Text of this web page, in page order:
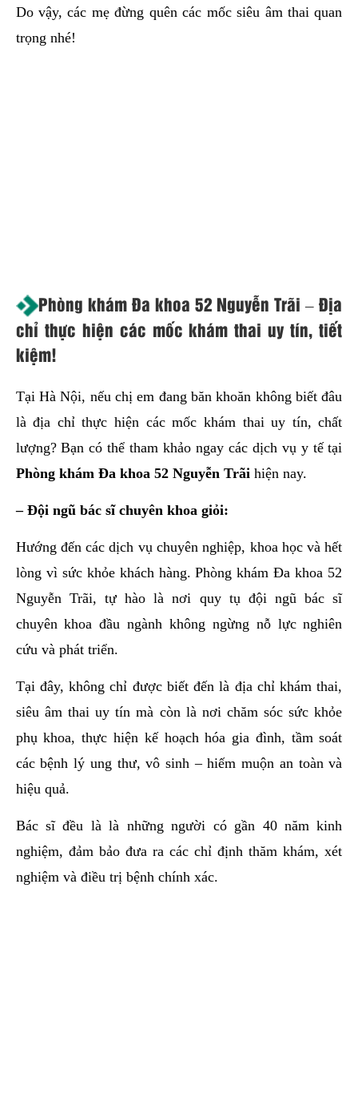
Do vậy, các mẹ đừng quên các mốc siêu âm thai quan
trọng nhé!
Phòng khám Đa khoa 52 Nguyễn Trãi – Địa
chỉ thực hiện các mốc khám thai uy tín, tiết
kiệm!
Tại Hà Nội, nếu chị em đang băn khoăn không biết đâu
là địa chỉ thực hiện các mốc khám thai uy tín, chất
lượng? Bạn có thể tham khảo ngay các dịch vụ y tế tại
Phòng khám Đa khoa 52 Nguyễn Trãi hiện nay.
– Đội ngũ bác sĩ chuyên khoa giỏi:
Hướng đến các dịch vụ chuyên nghiệp, khoa học và hết
lòng vì sức khỏe khách hàng. Phòng khám Đa khoa 52
Nguyễn Trãi, tự hào là nơi quy tụ đội ngũ bác sĩ
chuyên khoa đầu ngành không ngừng nỗ lực nghiên
cứu và phát triển.
Tại đây, không chỉ được biết đến là địa chỉ khám thai,
siêu âm thai uy tín mà còn là nơi chăm sóc sức khỏe
phụ khoa, thực hiện kế hoạch hóa gia đình, tầm soát
các bệnh lý ung thư, vô sinh – hiếm muộn an toàn và
hiệu quả.
Bác sĩ đều là là những người có gần 40 năm kinh
nghiệm, đảm bảo đưa ra các chỉ định thăm khám, xét
nghiệm và điều trị bệnh chính xác.